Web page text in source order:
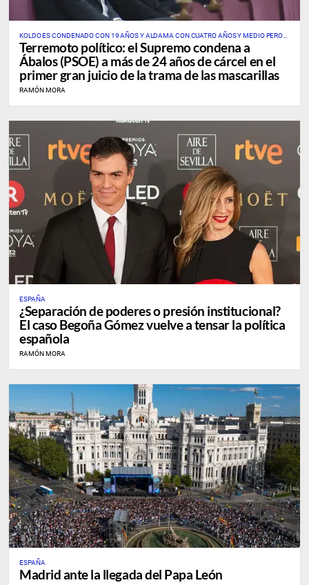
KOLDO ES CONDENADO CON 19 AÑOS Y ALDAMA CON CUATRO AÑOS Y MEDIO PERO
NO IRÁ A PRISIÓN POR HABER COLABORADO CON LA JUSTICIA
Terremoto político: el Supremo condena a
Ábalos (PSOE) a más de 24 años de cárcel en el
primer gran juicio de la trama de las mascarillas
RAMÓN MORA
ESPAÑA
¿Separación de poderes o presión institucional?
El caso Begoña Gómez vuelve a tensar la política
española
RAMÓN MORA
ESPAÑA
Madrid ante la llegada del Papa León